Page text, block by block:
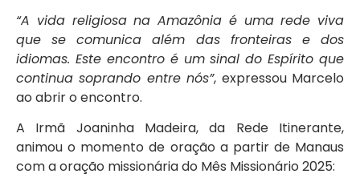
“A vida religiosa na Amazônia é uma rede viva
que se comunica além das fronteiras e dos
idiomas. Este encontro é um sinal do Espírito que
continua soprando entre nós”, expressou Marcelo
ao abrir o encontro.
A Irmã Joaninha Madeira, da Rede Itinerante,
animou o momento de oração a partir de Manaus
com a oração missionária do Mês Missionário 2025: